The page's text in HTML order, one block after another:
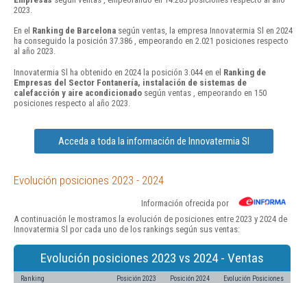
2023.
En el Ranking de Barcelona según ventas, la empresa Innovatermia Sl en 2024
ha conseguido la posición 37.386 , empeorando en 2.021 posiciones respecto
al año 2023.
Innovatermia Sl ha obtenido en 2024 la posición 3.044 en el Ranking de
Empresas del Sector Fontanería, instalación de sistemas de
calefacción y aire acondicionado según ventas , empeorando en 150
posiciones respecto al año 2023.
Acceda a toda la información de Innovatermia Sl
Evolución posiciones 2023 - 2024
Información ofrecida por
A continuación le mostramos la evolución de posiciones entre 2023 y 2024 de
Innovatermia Sl por cada uno de los rankings según sus ventas:
Evolución posiciones 2023 vs 2024 - Ventas
Ranking Posición 2023 Posición 2024 Evolución Posiciones